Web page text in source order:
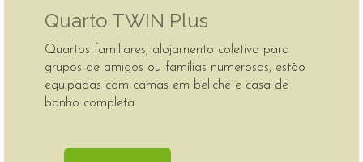
Quarto TWIN Plus
Quartos familiares, alojamento coletivo para
grupos de amigos ou famílias numerosas, estão
equipadas com camas em beliche e casa de
banho completa.